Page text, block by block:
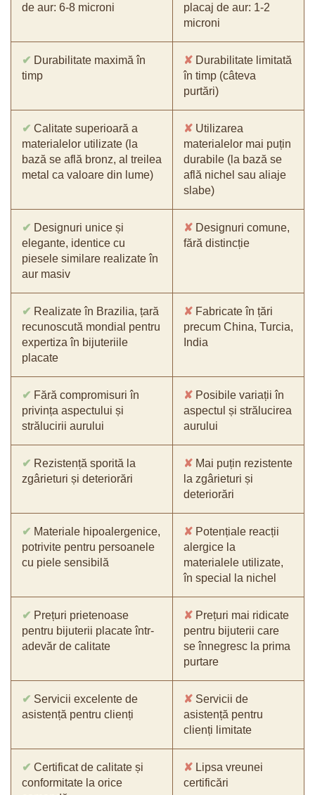
de aur: 6-8 microni
placaj de aur: 1-2
microni
✔ Durabilitate maximă în
timp
✘ Durabilitate limitată
în timp (câteva
purtări)
✔ Calitate superioară a
materialelor utilizate (la
bază se află bronz, al treilea
metal ca valoare din lume)
✘ Utilizarea
materialelor mai puțin
durabile (la bază se
află nichel sau aliaje
slabe)
✔ Designuri unice și
elegante, identice cu
piesele similare realizate în
aur masiv
✘ Designuri comune,
fără distincție
✔ Realizate în Brazilia, țară
recunoscută mondial pentru
expertiza în bijuteriile
placate
✘ Fabricate în țări
precum China, Turcia,
India
✔ Fără compromisuri în
privința aspectului și
strălucirii aurului
✘ Posibile variații în
aspectul și strălucirea
aurului
✔ Rezistență sporită la
zgârieturi și deteriorări
✘ Mai puțin rezistente
la zgârieturi și
deteriorări
✔ Materiale hipoalergenice,
potrivite pentru persoanele
cu piele sensibilă
✘ Potențiale reacții
alergice la
materialele utilizate,
în special la nichel
✔ Prețuri prietenoase
pentru bijuterii placate într-
adevăr de calitate
✘ Prețuri mai ridicate
pentru bijuterii care
se înnegresc la prima
purtare
✔ Servicii excelente de
asistență pentru clienți
✘ Servicii de
asistență pentru
clienți limitate
✔ Certificat de calitate și
conformitate la orice
✘ Lipsa vreunei
certificări